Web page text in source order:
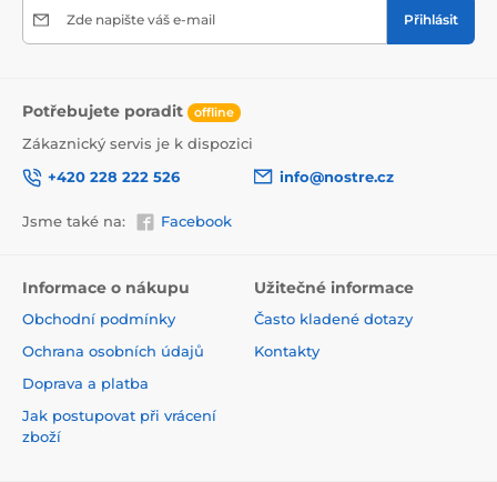
Použitá tisková metoda je ekologická, a proto jsou
přísné normy a mají VOC i GREENGUARD GOLD
certifikaci. Navíc jsou bez obsahu PVC a lepidlo je na
Zde napište váš e-mail Přihlásit
Potřebujete poradit offline
Zákaznický servis je k dispozici
+420 228 222 526
info@nostre.cz
Jsme také na: Facebook
Informace o nákupu
Obchodní podmínky
Ochrana osobních údajů
Doprava a platba
Jak postupovat při vrácení
zboží
Užitečné informace
Často kladené dotazy
Kontakty